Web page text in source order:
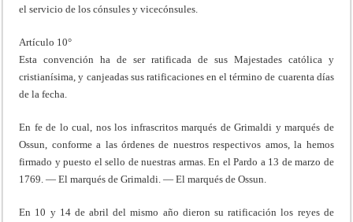
el servicio de los cónsules y vicecónsules.
Artículo 10°
Esta convención ha de ser ratificada de sus Majestades católica y
cristianísima, y canjeadas sus ratificaciones en el término de cuarenta días
de la fecha.
En fe de lo cual, nos los infrascritos marqués de Grimaldi y marqués de
Ossun, conforme a las órdenes de nuestros respectivos amos, la hemos
firmado y puesto el sello de nuestras armas. En el Pardo a 13 de marzo de
1769. — El marqués de Grimaldi. — El marqués de Ossun.
En 10 y 14 de abril del mismo año dieron su ratificación los reyes de